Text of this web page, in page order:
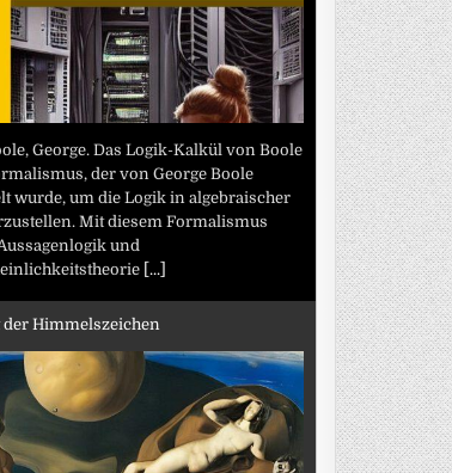
George. Das Logik-Kalkül von Boole
der von George Boole
wurde, um die Logik in algebraischer
Mit diesem Formalismus
und
[...]
der Himmelszeichen